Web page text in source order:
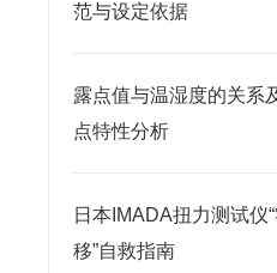
范与设定依据
露点值与温湿度的关系
点特性分析
日本IMADA扭力测试仪
移”自救指南